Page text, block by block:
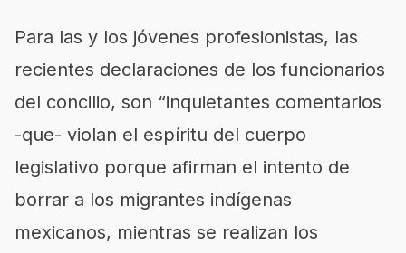
Para las y los jóvenes profesionistas, las
recientes declaraciones de los funcionarios
del concilio, son “inquietantes comentarios
-que- violan el espíritu del cuerpo
legislativo porque afirman el intento de
borrar a los migrantes indígenas
mexicanos, mientras se realizan los